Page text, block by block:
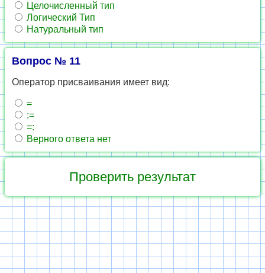
Целочисленный тип
Логический Тип
Натуральный тип
Вопрос № 11
Оператор присваивания имеет вид:
=
:=
=:
Верного ответа нет